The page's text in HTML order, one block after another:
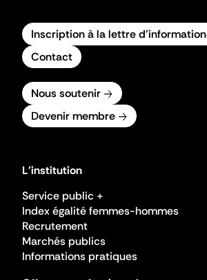
Inscription à la lettre d'information
Contact
Nous soutenir
Devenir membre
L'institution
Service public +
Index égalité femmes-hommes
Recrutement
Marchés publics
Informations pratiques